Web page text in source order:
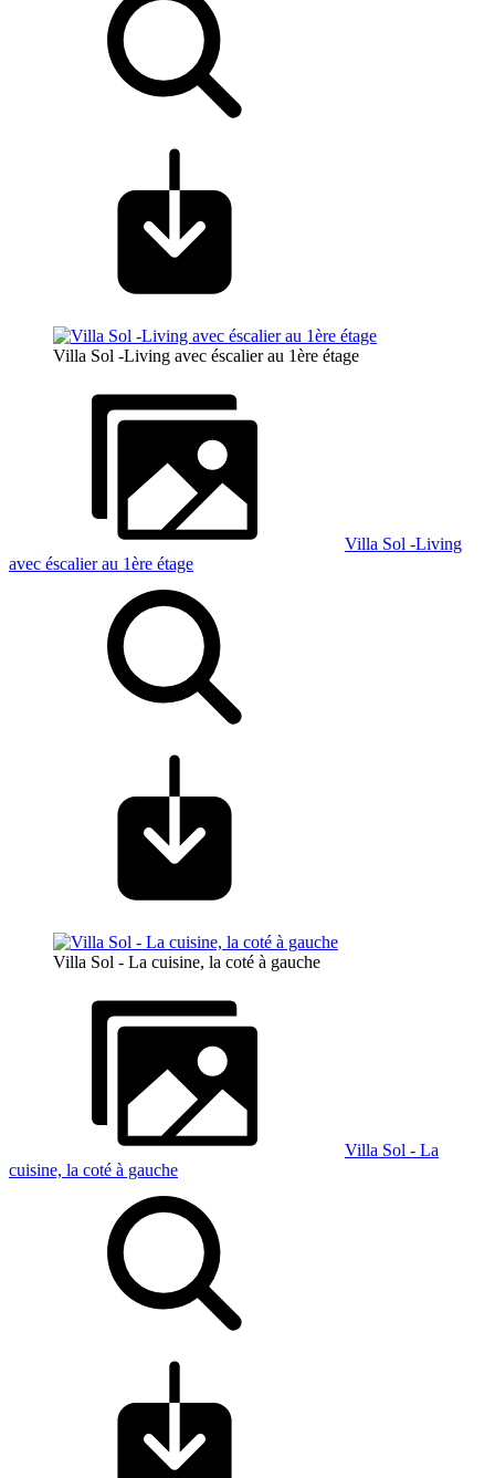
Villa Sol -Living avec éscalier au 1ère étage
Villa Sol -Living
avec éscalier au 1ère étage
Villa Sol - La cuisine, la coté à gauche
Villa Sol - La
cuisine, la coté à gauche